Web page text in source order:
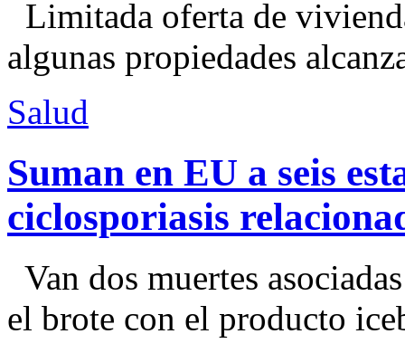
Limitada oferta de
algunas propiedades
Salud
Suman en EU a seis
ciclosporiasis
Van dos muertes
el brote con el producto